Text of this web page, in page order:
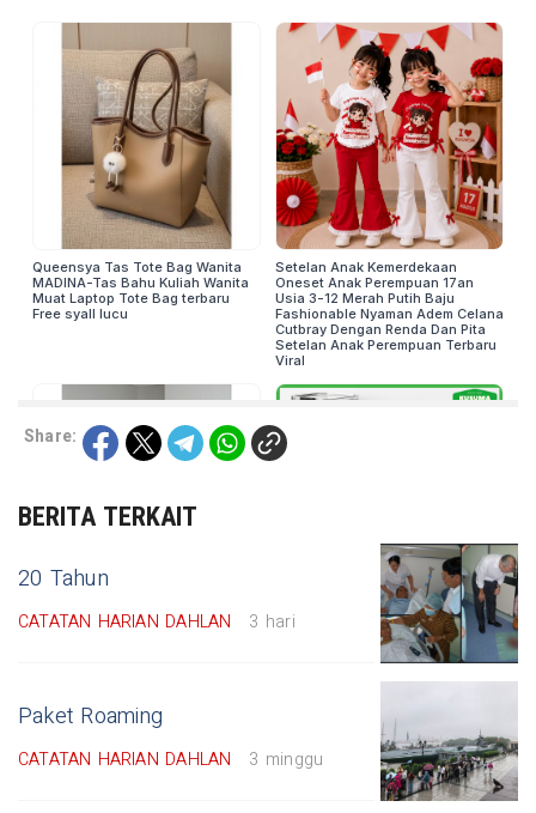
Share:
BERITA TERKAIT
20 Tahun
CATATAN HARIAN DAHLAN 3 hari
Paket Roaming
CATATAN HARIAN DAHLAN 3 minggu